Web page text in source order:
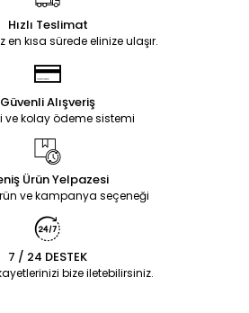
Hızlı Teslimat
en kısa sürede elinize ulaşır.
Güvenli Alışveriş
ve kolay ödeme sistemi
Ürün Yelpazesi
ve kampanya seçeneği
7 / 24 DESTEK
bize iletebilirsiniz.